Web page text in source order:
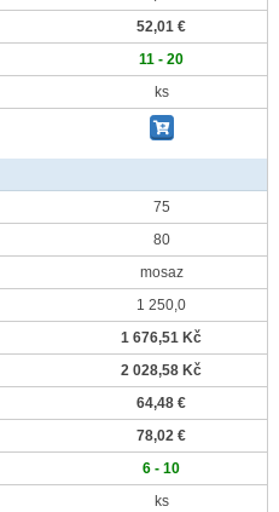
52,01 €
11 - 20
ks
75
80
mosaz
1 250,0
1 676,51 Kč
2 028,58 Kč
64,48 €
78,02 €
6 - 10
ks